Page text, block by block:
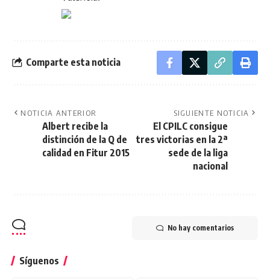
Comparte esta noticia
NOTICIA ANTERIOR
Albert recibe la
distinción de la Q de
calidad en Fitur 2015
SIGUIENTE NOTICIA
El CPILC consigue
tres victorias en la 2ª
sede de la liga
nacional
No hay comentarios
Síguenos